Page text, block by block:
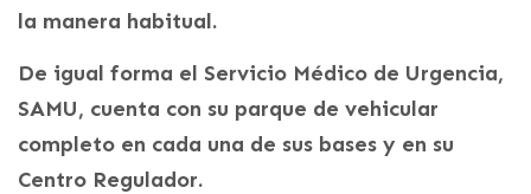
la manera habitual.
De igual forma el Servicio Médico de Urgencia,
SAMU, cuenta con su parque de vehicular
completo en cada una de sus bases y en su
Centro Regulador.